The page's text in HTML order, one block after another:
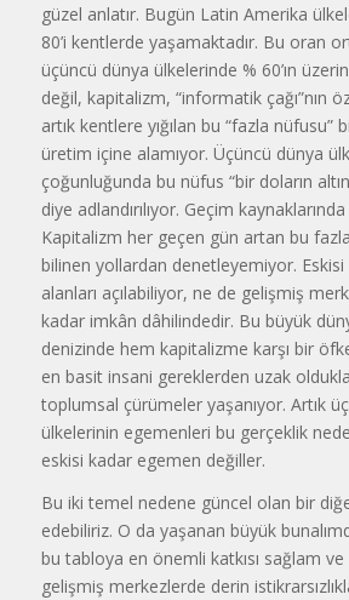
güzel anlatır. Bugün Latin Amerika
80’i kentlerde yaşamaktadır. Bu oran
üçüncü dünya ülkelerinde % 60’ın
değil, kapitalizm, “informatik çağı”nın
artık kentlere yığılan bu “fazla nüfusu”
üretim içine alamıyor. Üçüncü dünya
çoğunluğunda bu nüfus “bir doların
diye adlandırılıyor. Geçim
Kapitalizm her geçen gün artan bu
bilinen yollardan denetleyemiyor.
alanları açılabiliyor, ne de gelişmiş
kadar imkân dâhilindedir. Bu büyük
denizinde hem kapitalizme karşı bir
en basit insani gereklerden uzak
toplumsal çürümeler yaşanıyor. Artık
ülkelerinin egemenleri bu gerçeklik
eskisi kadar egemen değiller.
Bu iki temel nedene güncel olan bir
edebiliriz. O da yaşanan büyük
bu tabloya en önemli katkısı sağlam ve
gelişmiş merkezlerde derin